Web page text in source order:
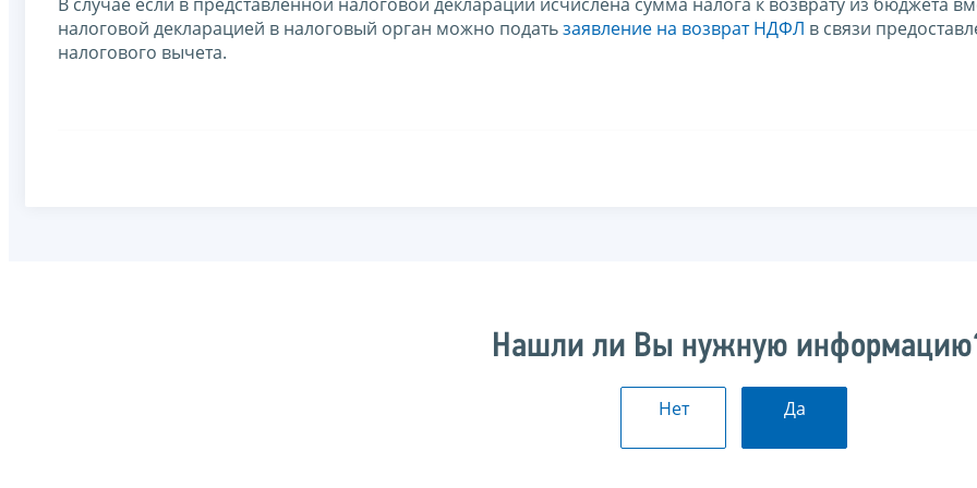
нало­говой декларацией в налоговый орган можно податьзаявление на возврат НДФЛ в связи
налогового вычета.
Нашли ли Вы нужную
Нет Да